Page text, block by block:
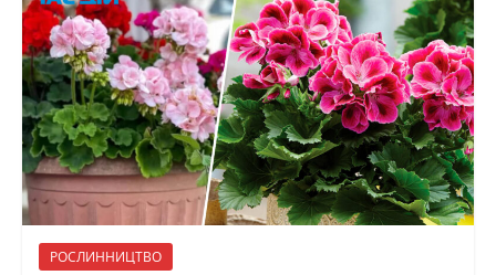
РОСЛИННИЦТВО